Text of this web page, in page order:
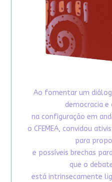
Ao fomentar um
democracia e
na configuração em
o CFEMEA, convidou
para
e possíveis brechas
que o
está intrinsecamente